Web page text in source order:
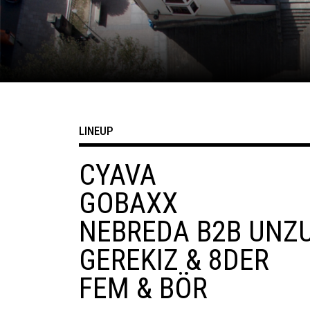
LINEUP
CYAVA
GOBAXX
NEBREDA B2B
GEREKIZ & 8DER
FEM & BÖR